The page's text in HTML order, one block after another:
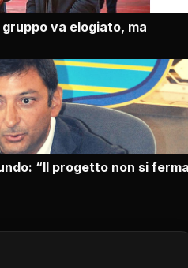
va elogiato, ma
“Il progetto non si